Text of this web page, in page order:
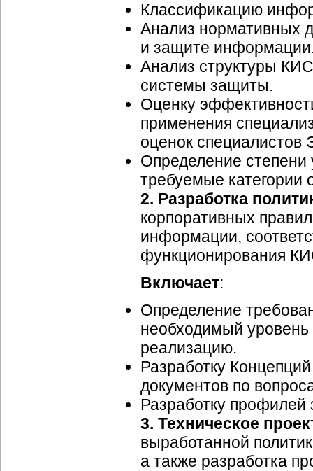
Классификацию
Анализ нормативных
и защите
Анализ структуры
системы защиты.
Оценку
применения
оценок специалистов
Определение
требуемые категории
2. Разработка
корпоративных
информации,
функционирования
Включает:
Определение
необходимый
реализацию.
Разработку
документов по
Разработку профилей
3. Техническое
выработанной
а также разработка